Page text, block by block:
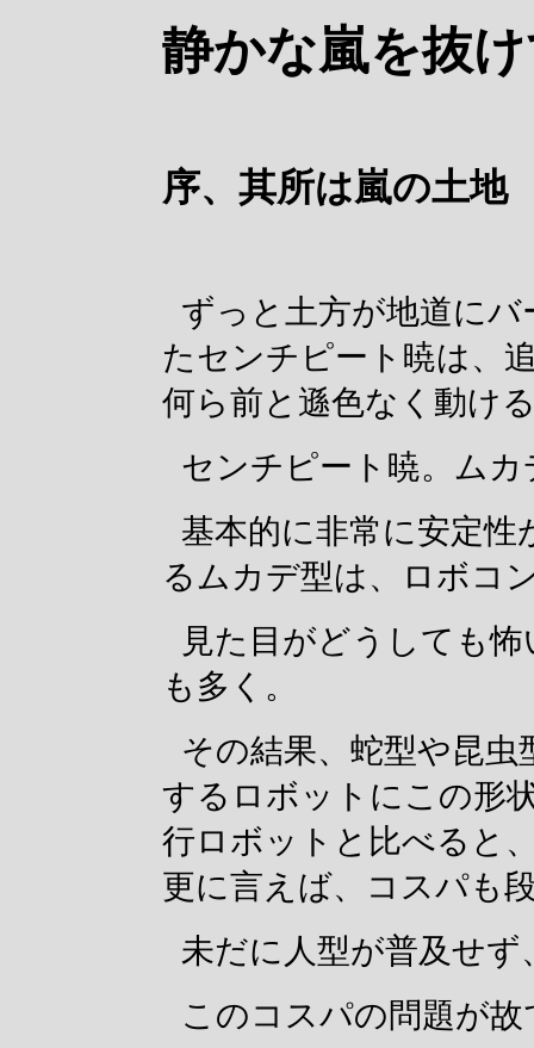
静かな嵐を抜
序、其所は嵐の土地
ずっと土方が地道に
たセンチピート暁は、
何ら前と遜色なく動け
センチピート暁。ム
基本的に非常に安定
るムカデ型は、ロボコ
見た目がどうしても
も多く。
その結果、蛇型や昆虫
するロボットにこの形
行ロボットと比べると
更に言えば、コスパも
未だに人型が普及せ
このコスパの問題が故